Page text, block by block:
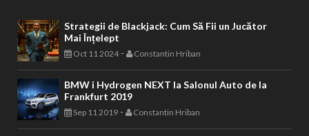
Strategii de Blackjack: Cum Să Fii un Jucător
Mai Înțelept
Oct 11 2024- Constantin Hriban
BMW i Hydrogen NEXT la Salonul Auto de la
Frankfurt 2019
Sep 11 2019 - Constantin Hriban